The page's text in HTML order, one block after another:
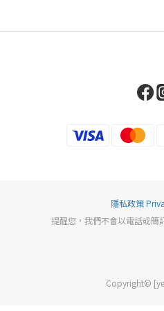
隱私政策
提醒您，我們不會以電話或簡
Copyright©